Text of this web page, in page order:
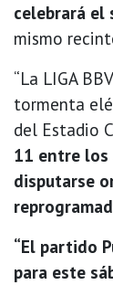
celebrará el
mismo
“La LIGA
tormenta
del Estadio
11 entre los
disputarse
“El partido
para este